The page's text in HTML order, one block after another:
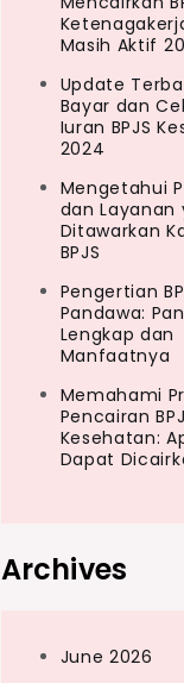
Masih Aktif
Update
Bayar dan
Iuran BPJS
2024
Mengetahui
dan Layanan
Ditawarkan
BPJS
Pengertian
Pandawa:
Lengkap dan
Manfaatnya
Memahami
Pencairan
Kesehatan:
Dapat
Archives
June 2026